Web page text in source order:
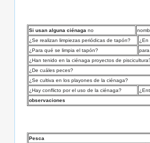
Si usan alguna ciénaga no
¿Se realizan limpiezas periódicas de tapón?
¿En
¿Para qué se limpia el tapón?
¿Han tenido en la ciénaga proyectos de
¿De cuáles peces?
¿Se cultiva en los playones de la ciénaga?
¿Hay conflicto por el uso de la ciénaga?
observaciones
Pesca